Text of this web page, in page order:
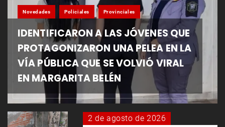
Novedades Policiales Provinciales
IDENTIFICARON A LAS JÓVENES QUE
PROTAGONIZARON UNA PELEA EN LA
VÍA PÚBLICA QUE SE VOLVIÓ VIRAL
EN MARGARITA BELÉN
2 de agosto de 2026